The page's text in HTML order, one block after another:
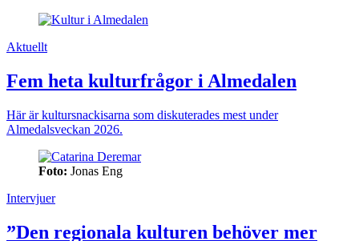
Aktuellt
Fem heta kulturfrågor i Almedalen
Här är kultursnackisarna som diskuterades mest under
Almedalsveckan 2026.
Foto: Jonas Eng
Intervjuer
”Den regionala kulturen behöver mer